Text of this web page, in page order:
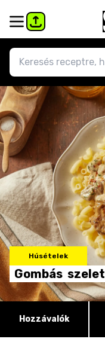
Húsételek
Gombás szelet
Hozzávalók